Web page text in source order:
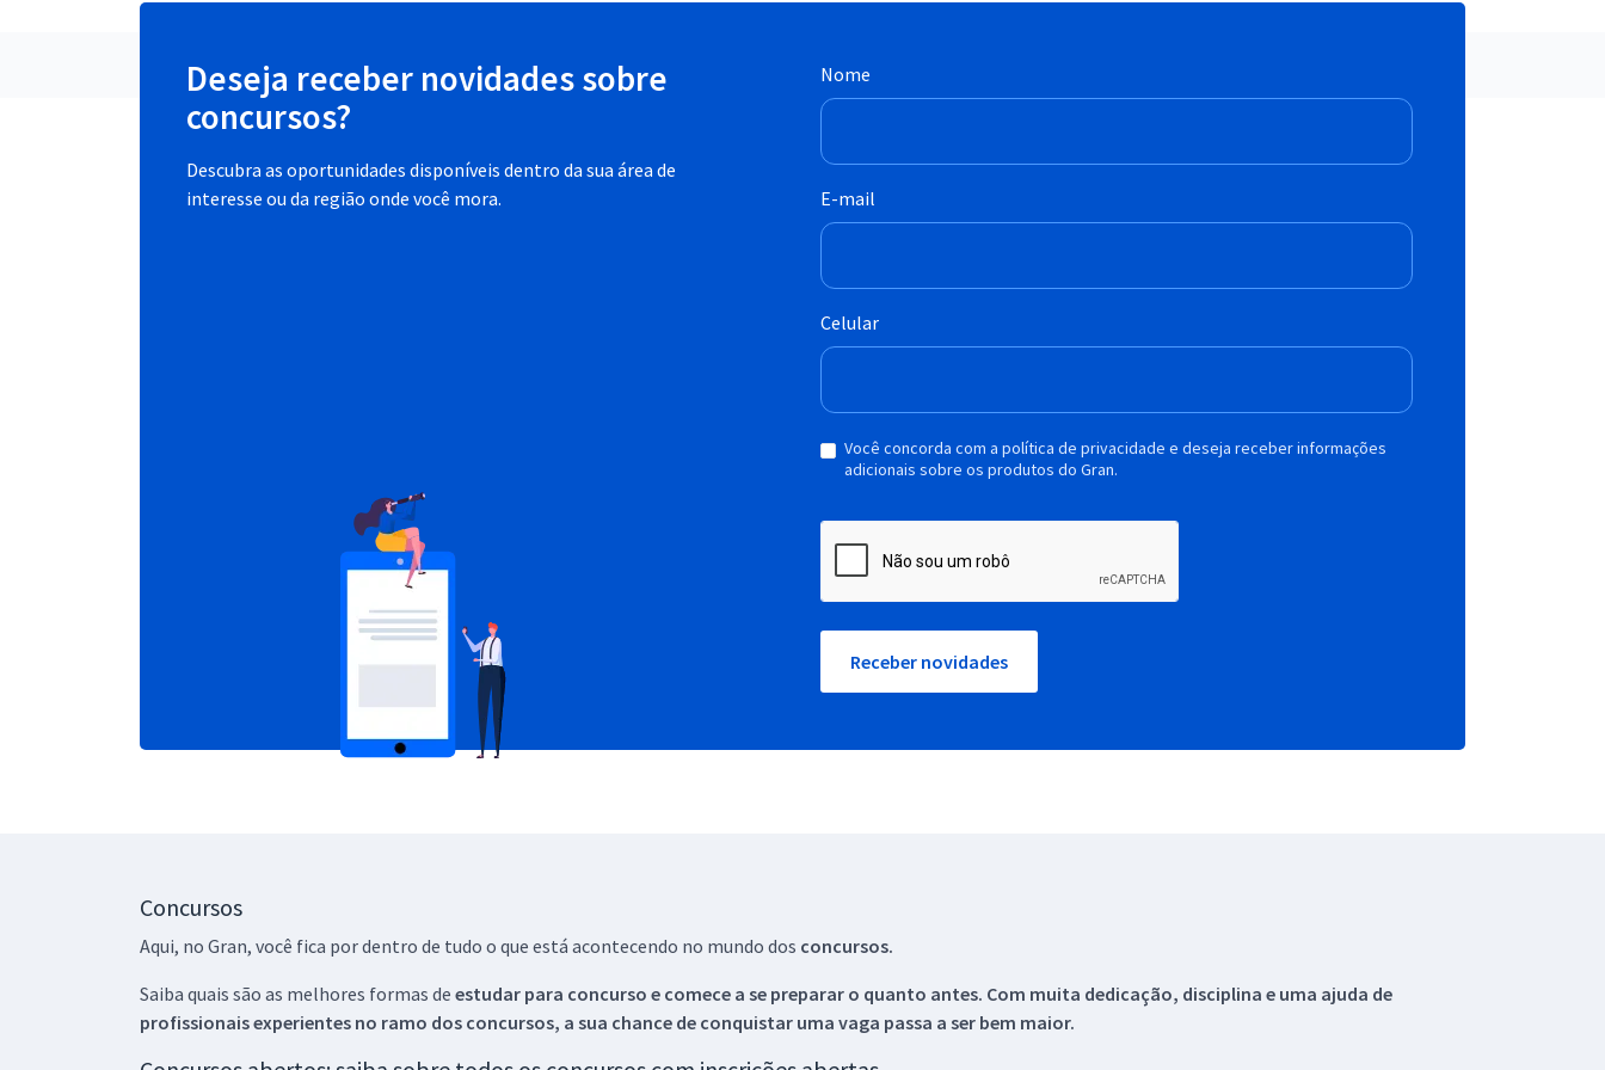
Deseja receber novidades sobre
concursos?
Descubra as oportunidades disponíveis dentro da sua área de
interesse ou da região onde você mora.
Nome
E-mail
Celular
Você concorda com a política de privacidade e deseja receber informações
adicionais sobre os produtos do Gran.
Receber novidades
Concursos
Aqui, no Gran, você fica por dentro de tudo o que está acontecendo no mundo dos concursos.
Saiba quais são as melhores formas de estudar para concurso e comece a se preparar o quanto antes. Com muita dedicação, disciplina e uma ajuda de
profissionais experientes no ramo dos concursos, a sua chance de conquistar uma vaga passa a ser bem maior.